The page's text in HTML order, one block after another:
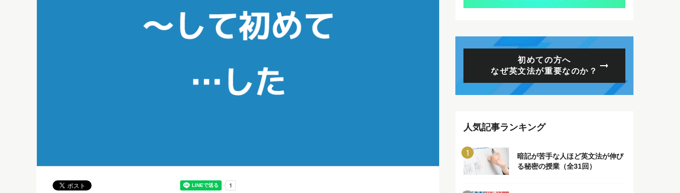
初めての方へ
なぜ英文法が重要なのか？
人気記事ランキング
暗記が苦手な人ほど英文法が伸び
る秘密の授業（全31回）